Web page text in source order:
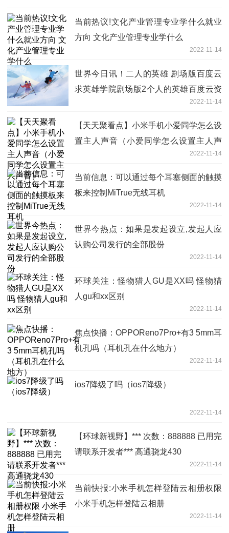
当前热议!文化产业管理专业学什么就业
方向 文化产业管理专业学什么
2022-11-14
世界今日讯！二人的英雄 剧场版百度云
求英雄学院剧场版2个人的英雄百度云资
2022-11-14
【天天聚看点】小米手机小爱同学怎么设
置主人声音（小爱同学怎么设置主人声
2022-11-14
当前信息：可以通过每个耳塞侧面的触摸
板来控制MiTrue无线耳机
2022-11-14
世界今热点：如果是发起设立,发起人应
认购公司发行的全部股份
2022-11-14
环球关注：怪物猎人GU是XX吗 怪物猎
人gu和xx区别
2022-11-14
焦点快播：OPPOReno7Pro+有3 5mm耳
机孔吗（耳机孔在什么地方）
2022-11-14
ios7降级了吗（ios7降级）
2022-11-14
【环球新视野】*** 次数：888888 已用完
请联系开发者*** 高通骁龙430
2022-11-14
当前快报:小米手机怎样登陆云相册权限
小米手机怎样登陆云相册
2022-11-14